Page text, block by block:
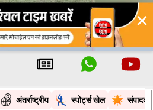
×
अंतर्राष्ट्रीय स्पोर्ट्स खेल